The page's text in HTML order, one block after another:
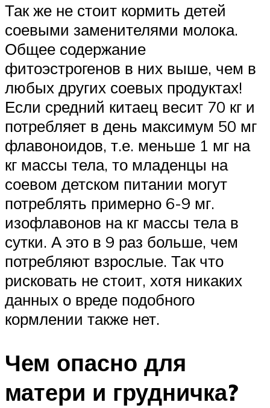
Так же не стоит кормить детей
соевыми заменителями молока.
Общее содержание
фитоэстрогенов в них выше, чем в
любых других соевых продуктах!
Если средний китаец весит 70 кг и
потребляет в день максимум 50 мг
флавоноидов, т.е. меньше 1 мг на
кг массы тела, то младенцы на
соевом детском питании могут
потреблять примерно 6-9 мг.
изофлавонов на кг массы тела в
сутки. А это в 9 раз больше, чем
потребляют взрослые. Так что
рисковать не стоит, хотя никаких
данных о вреде подобного
кормлении также нет.
Чем опасно для
матери и грудничка?